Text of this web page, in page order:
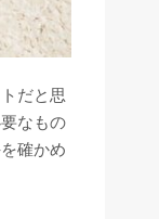
だと思
なもの
確かめ